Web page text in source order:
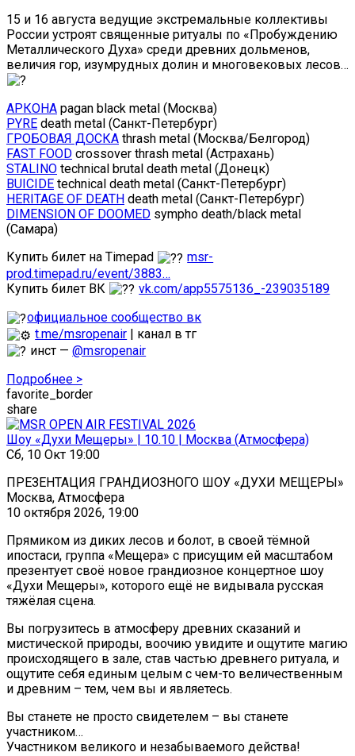
15 и 16 августа ведущие экстремальные коллективы
России устроят священные ритуалы по «Пробуждению
Металлического Духа» среди древних дольменов,
величия гор, изумрудных долин и многовековых лесов…
АРКОНА pagan black metal (Москва)
PYRE death metal (Санкт-Петербург)
ГРОБОВАЯ ДОСКА thrash metal (Москва/Белгород)
FAST FOOD crossover thrash metal (Астрахань)
STALINO technical brutal death metal (Донецк)
BUICIDE technical death metal (Санкт-Петербург)
HERITAGE OF DEATH death metal (Санкт-Петербург)
DIMENSION OF DOOMED sympho death/black metal
(Самара)
Купить билет на Timepad
msr-
prod.timepad.ru/event/3883…
Купить билет ВК
vk.com/app5575136_-239035189
официальное сообщество вк
t.me/msropenair | канал в тг
инст —@msropenair
Подробнее >
favorite_border
share
Шоу «Духи Мещеры» | 10.10 | Москва (Атмосфера)
Сб, 10 Окт 19:00
ПРЕЗЕНТАЦИЯ ГРАНДИОЗНОГО ШОУ «ДУХИ МЕЩЕРЫ»
Москва, Атмосфера
10 октября 2026, 19:00
Прямиком из диких лесов и болот, в своей тёмной
ипостаси, группа «Мещера» с присущим ей масштабом
презентует своё новое грандиозное концертное шоу
«Духи Мещеры», которого ещё не видывала русская
тяжёлая сцена.
Вы погрузитесь в атмосферу древних сказаний и
мистической природы, воочию увидите и ощутите магию
происходящего в зале, став частью древнего ритуала, и
ощутите себя единым целым с чем-то величественным
и древним – тем, чем вы и являетесь.
Вы станете не просто свидетелем – вы станете
участником…
Участником великого и незабываемого действа!